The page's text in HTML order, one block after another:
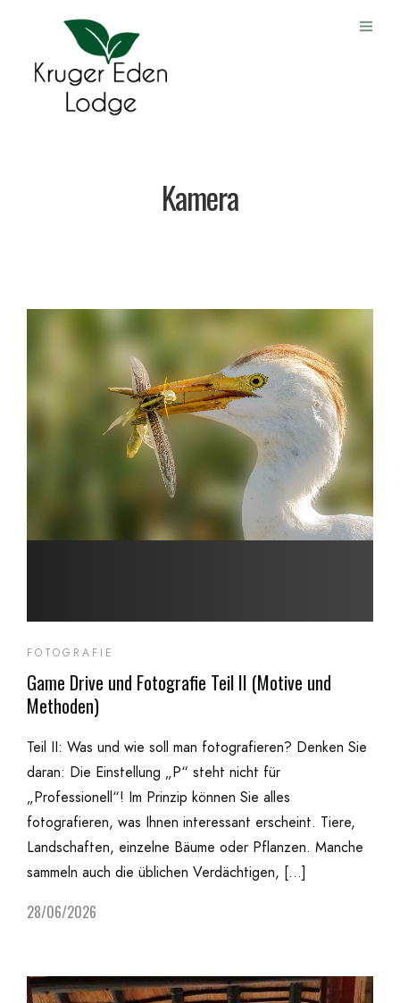
Kamera
FOTOGRAFIE
Game Drive und Fotografie Teil II (Motive und
Methoden)
Teil II: Was und wie soll man fotografieren? Denken Sie
daran: Die Einstellung „P“ steht nicht für
„Professionell“! Im Prinzip können Sie alles
fotografieren, was Ihnen interessant erscheint. Tiere,
Landschaften, einzelne Bäume oder Pflanzen. Manche
sammeln auch die üblichen Verdächtigen, […]
28/06/2026